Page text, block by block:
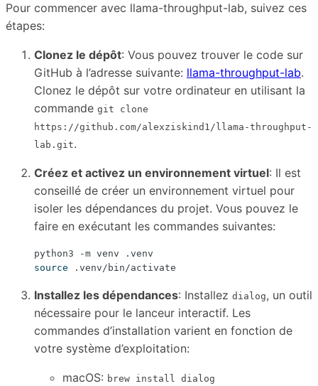
Pour commencer avec llama-throughput-lab, suivez ces
étapes:
Clonez le dépôt: Vous pouvez trouver le code sur
GitHub à l’adresse suivante: llama-throughput-lab.
Clonez le dépôt sur votre ordinateur en utilisant la
commande git clone
https://github.com/alexziskind1/llama-throughput-
lab.git.
Créez et activez un environnement virtuel: Il est
conseillé de créer un environnement virtuel pour
isoler les dépendances du projet. Vous pouvez le
faire en exécutant les commandes suivantes:
source
Installez les dépendances: Installez dialog, un outil
nécessaire pour le lanceur interactif. Les
commandes d’installation varient en fonction de
votre système d’exploitation:
macOS: brew install dialog